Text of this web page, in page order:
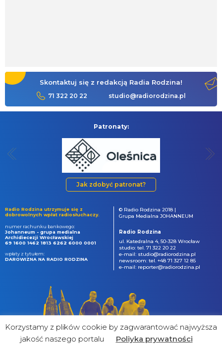
Skontaktuj się z redakcją Radia Rodzina!
71 322 20 22 studio@radiorodzina.pl
Patronaty:
Jak zdobyć patronat?
Radio Rodzina utrzymuje się z
dobrowolnych wpłat radiosłuchaczy.
numer rachunku bankowego:
Johanneum - grupa medialna
Archidiecezji Wrocławskiej
69 1600 1462 1813 6262 6000 0001
wpłaty z tytułem:
DAROWIZNA NA RADIO RODZINA
© Radio Rodzina 2018 |
Grupa Medialna JOHANNEUM
Radio Rodzina
ul. Katedralna 4, 50-328 Wrocław
studio: tel. 71 322 20 22
e-mail: studio@radiorodzina.pl
newsroom: tel. +48 71 327 12 85
e-mail: reporter@radiorodzina.pl
Korzystamy z plików cookie by zagwarantować najwyższa
jakość naszego portalu
Poliyka prywatności